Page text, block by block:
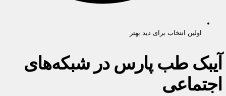
اولین انتخاب برای دید بهتر
آیبک طب پارس در شبکه‌های
اجتماعی